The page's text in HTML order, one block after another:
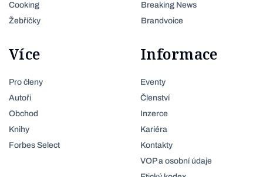
Cooking
Žebříčky
Breaking News
Brandvoice
Více
Pro členy
Autoři
Obchod
Knihy
Forbes Select
Informace
Eventy
Členství
Inzerce
Kariéra
Kontakty
VOP a osobní údaje